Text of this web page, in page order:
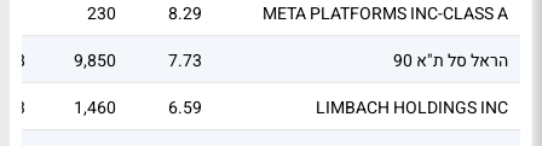
META PLATFORMS INC-CLASS A
8.29
230
הראל סל ת"א 90
7.73
9,850
LIMBACH HOLDINGS INC
6.59
1,460